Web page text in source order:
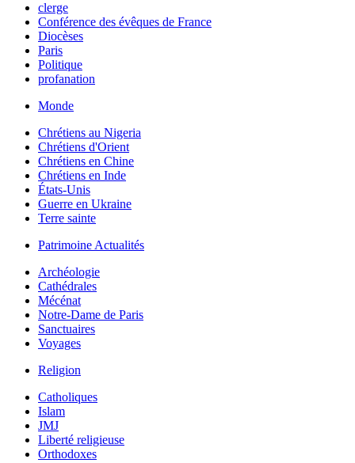
clerge
Conférence des évêques de France
Diocèses
Paris
Politique
profanation
Monde
Chrétiens au Nigeria
Chrétiens d'Orient
Chrétiens en Chine
Chrétiens en Inde
États-Unis
Guerre en Ukraine
Terre sainte
Patrimoine Actualités
Archéologie
Cathédrales
Mécénat
Notre-Dame de Paris
Sanctuaires
Voyages
Religion
Catholiques
Islam
JMJ
Liberté religieuse
Orthodoxes